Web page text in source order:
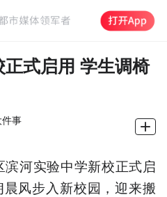
式启用 学生调椅
件事
河实验中学新校正式启
风步入新校园，迎来搬